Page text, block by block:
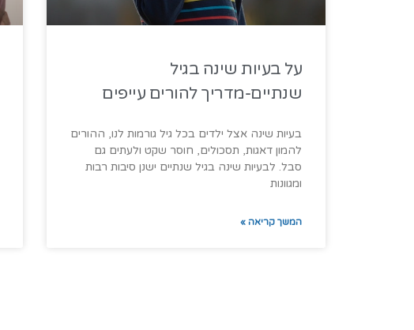
על בעיות שינה בגיל
שנתיים-מדריך להורים עייפים
בעיות שינה אצל ילדים בכל גיל גורמות לנו, ההורים
להמון דאגות, תסכולים, חוסר שקט ולעתים גם
סבל. לבעיות שינה בגיל שנתיים ישנן סיבות רבות
ומגוונות
המשך קריאה »